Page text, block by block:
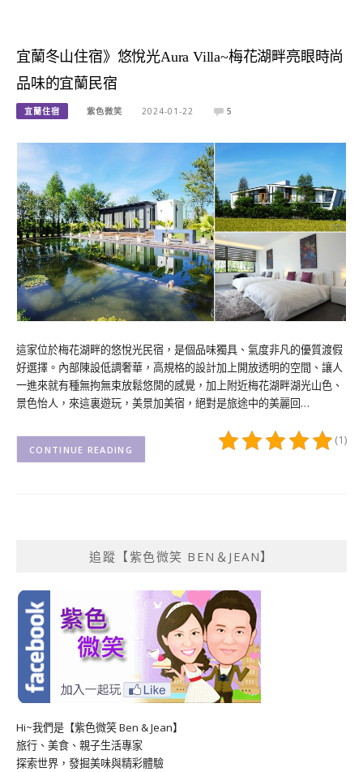
宜蘭冬山住宿》悠悅光Aura Villa~梅花湖畔亮眼時尚
品味的宜蘭民宿
宜蘭住宿 紫色微笑 2024-01-22 5
這家位於梅花湖畔的悠悅光民宿，是個品味獨具、氣度非凡的優質渡假
好選擇。內部陳設低調奢華，高規格的設計加上開放透明的空間、讓人
一進來就有種無拘無束放鬆悠閒的感覺，加上附近梅花湖畔湖光山色、
景色怡人，來這裏遊玩，美景加美宿，絕對是旅途中的美麗回…
(1)
CONTINUE READING
追蹤【紫色微笑 BEN＆JEAN】
Hi~我們是【紫色微笑 Ben & Jean】
旅行、美食、親子生活專家
探索世界，發掘美味與精彩體驗